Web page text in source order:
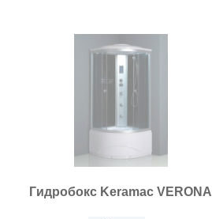
Гидробокс Keramac VERONA